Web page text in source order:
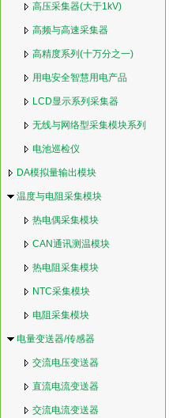
高压采集器(大于1kV)
高频与高速采集器
高精度系列(十万分之一)
用电安全智慧用电产品
LCD显示系列采集器
无线与网络型采集模块系列
电池巡检仪
DA模拟量输出模块
温度与电阻采集模块
热电偶采集模块
CAN通讯测温模块
热电阻采集模块
NTC采集模块
电阻采集模块
电量变送器/传感器
交流电压变送器
直流电流变送器
交流电流变送器